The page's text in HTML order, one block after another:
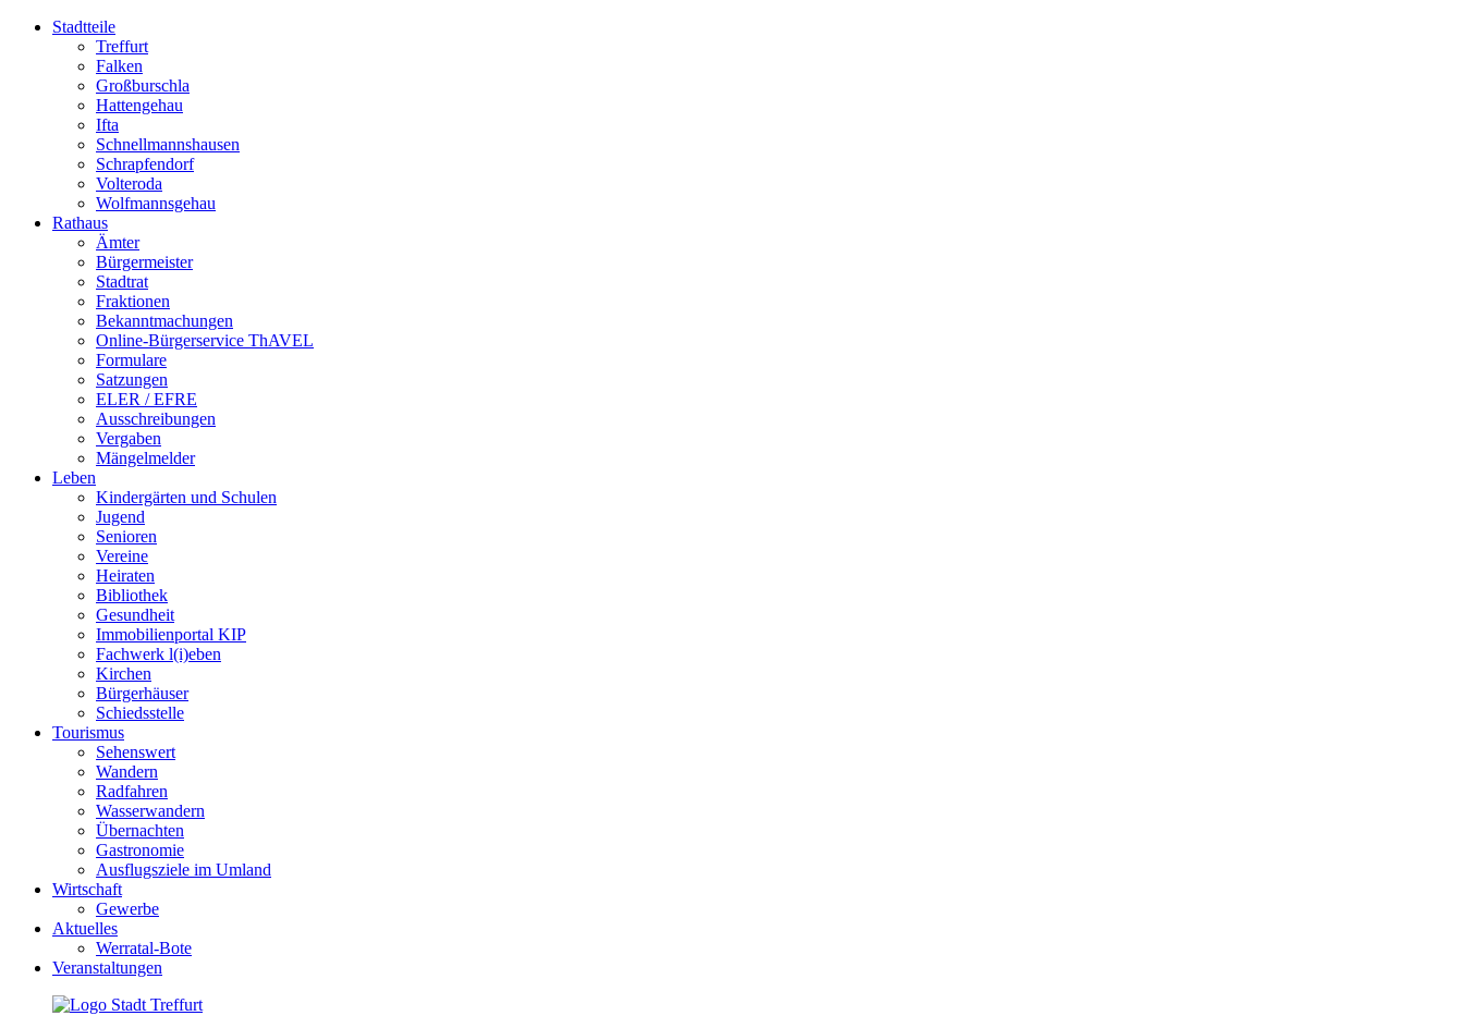
Stadtteile
Treffurt
Falken
Großburschla
Hattengehau
Ifta
Schnellmannshausen
Schrapfendorf
Volteroda
Wolfmannsgehau
Rathaus
Ämter
Bürgermeister
Stadtrat
Fraktionen
Bekanntmachungen
Online-Bürgerservice ThAVEL
Formulare
Satzungen
ELER / EFRE
Ausschreibungen
Vergaben
Mängelmelder
Leben
Kindergärten und Schulen
Jugend
Senioren
Vereine
Heiraten
Bibliothek
Gesundheit
Immobilienportal KIP
Fachwerk l(i)eben
Kirchen
Bürgerhäuser
Schiedsstelle
Tourismus
Sehenswert
Wandern
Radfahren
Wasserwandern
Übernachten
Gastronomie
Ausflugsziele im Umland
Wirtschaft
Gewerbe
Aktuelles
Werratal-Bote
Veranstaltungen